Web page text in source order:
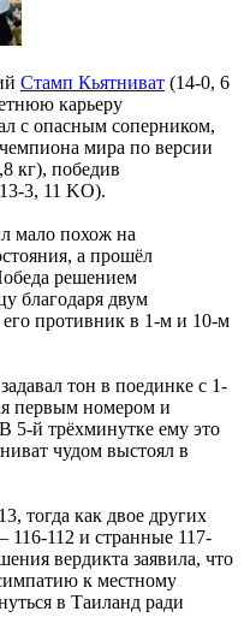
Стамп Кьятниват (14-0, 6
карьеру
с опасным соперником,
мира по версии
кг), победив
3, 11 KO).
мало похож на
а прошёл
решением
благодаря двум
его противник в 1-м и 10-м
тон в поединке с 1-
первым номером и
5-й трёхминутке ему это
чудом выстоял в
тогда как двое других
116-112 и странные 117-
вердикта заявила, что
к местному
в Таиланд ради